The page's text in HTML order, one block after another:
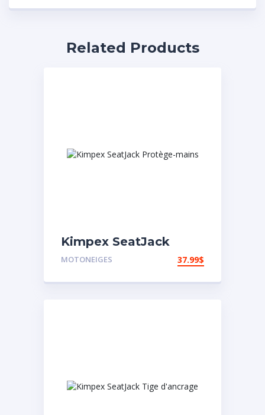
Related Products
Kimpex SeatJack
Protège-mains
MOTONEIGES 37.99$